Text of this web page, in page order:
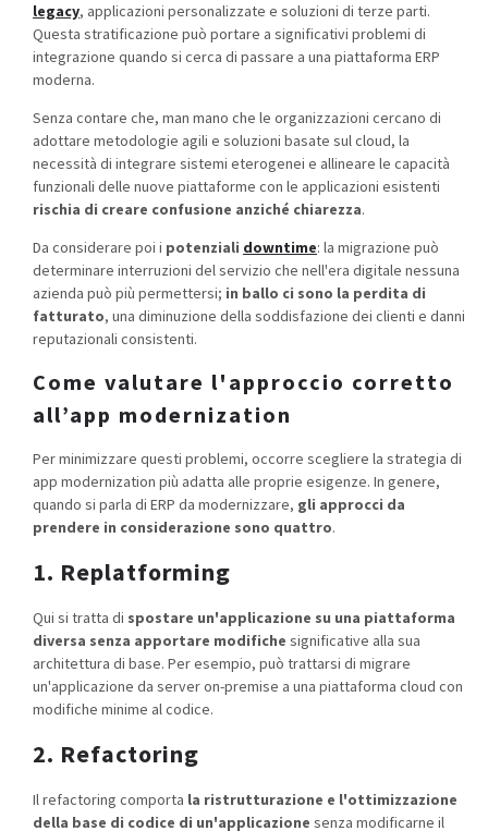
legacy, applicazioni personalizzate e soluzioni di terze parti.
Questa stratificazione può portare a significativi problemi di
integrazione quando si cerca di passare a una piattaforma ERP
moderna.
Senza contare che, man mano che le organizzazioni cercano di
adottare metodologie agili e soluzioni basate sul cloud, la
necessità di integrare sistemi eterogenei e allineare le capacità
funzionali delle nuove piattaforme con le applicazioni esistenti
rischia di creare confusione anziché chiarezza.
Da considerare poi i potenziali downtime: la migrazione può
determinare interruzioni del servizio che nell'era digitale nessuna
azienda può più permettersi; in ballo ci sono la perdita di
fatturato, una diminuzione della soddisfazione dei clienti e danni
reputazionali consistenti.
Come valutare l'approccio corretto
all’app modernization
Per minimizzare questi problemi, occorre scegliere la strategia di
app modernization più adatta alle proprie esigenze. In genere,
quando si parla di ERP da modernizzare, gli approcci da
prendere in considerazione sono quattro.
1. Replatforming
Qui si tratta di spostare un'applicazione su una piattaforma
diversa senza apportare modifiche significative alla sua
architettura di base. Per esempio, può trattarsi di migrare
un'applicazione da server on-premise a una piattaforma cloud con
modifiche minime al codice.
2. Refactoring
Il refactoring comporta la ristrutturazione e l'ottimizzazione
della base di codice di un'applicazione senza modificarne il